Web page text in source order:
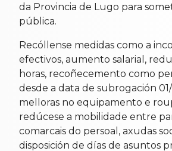
da Provincia de Lugo para
pública.
Recóllense medidas como a
efectivos, aumento salarial,
horas, recoñecemento como
desde a data de subrogación
melloras no equipamento e
redúcese a mobilidade entre
comarcais do persoal, axudas
disposición de días de asuntos